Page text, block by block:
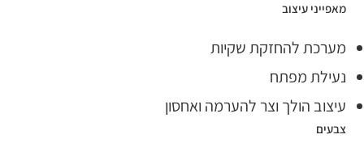
מאפייני עיצוב
מערכת להחזקת שקיות
נעילת מפתח
עיצוב הולך וצר להערמה ואחסון
צבעים